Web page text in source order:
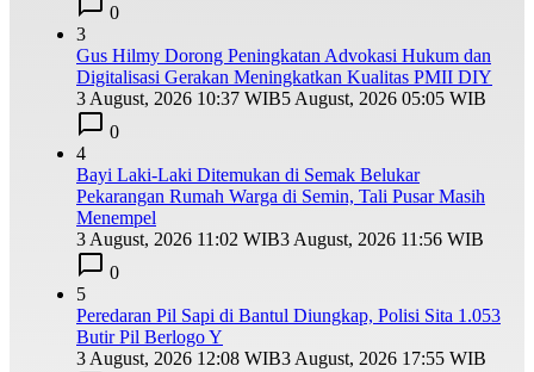
0
3
Gus Hilmy Dorong Peningkatan Advokasi Hukum dan
Digitalisasi Gerakan Meningkatkan Kualitas PMII DIY
3 August, 2026 10:37 WIB5 August, 2026 05:05 WIB
0
4
Bayi Laki-Laki Ditemukan di Semak Belukar
Pekarangan Rumah Warga di Semin, Tali Pusar Masih
Menempel
3 August, 2026 11:02 WIB3 August, 2026 11:56 WIB
0
5
Peredaran Pil Sapi di Bantul Diungkap, Polisi Sita 1.053
Butir Pil Berlogo Y
3 August, 2026 12:08 WIB3 August, 2026 17:55 WIB